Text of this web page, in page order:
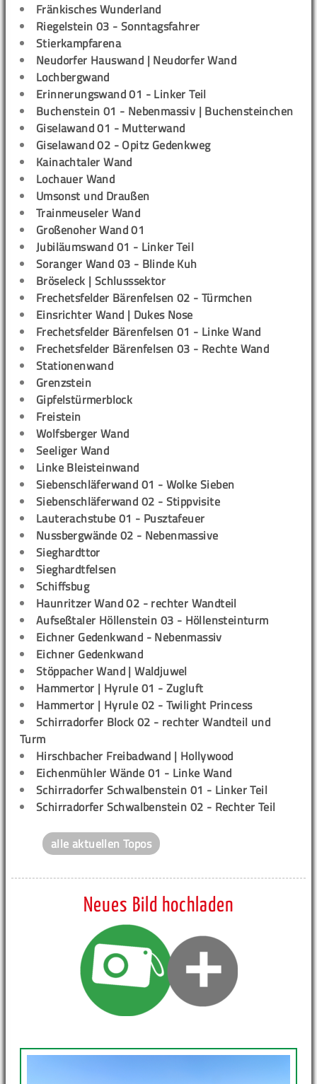
Fränkisches Wunderland
Riegelstein 03 - Sonntagsfahrer
Stierkampfarena
Neudorfer Hauswand | Neudorfer Wand
Lochbergwand
Erinnerungswand 01 - Linker Teil
Buchenstein 01 - Nebenmassiv | Buchensteinchen
Giselawand 01 - Mutterwand
Giselawand 02 - Opitz Gedenkweg
Kainachtaler Wand
Lochauer Wand
Umsonst und Draußen
Trainmeuseler Wand
Großenoher Wand 01
Jubiläumswand 01 - Linker Teil
Soranger Wand 03 - Blinde Kuh
Bröseleck | Schlusssektor
Frechetsfelder Bärenfelsen 02 - Türmchen
Einsrichter Wand | Dukes Nose
Frechetsfelder Bärenfelsen 01 - Linke Wand
Frechetsfelder Bärenfelsen 03 - Rechte Wand
Stationenwand
Grenzstein
Gipfelstürmerblock
Freistein
Wolfsberger Wand
Seeliger Wand
Linke Bleisteinwand
Siebenschläferwand 01 - Wolke Sieben
Siebenschläferwand 02 - Stippvisite
Lauterachstube 01 - Pusztafeuer
Nussbergwände 02 - Nebenmassive
Sieghardttor
Sieghardtfelsen
Schiffsbug
Haunritzer Wand 02 - rechter Wandteil
Aufseßtaler Höllenstein 03 - Höllensteinturm
Eichner Gedenkwand - Nebenmassiv
Eichner Gedenkwand
Stöppacher Wand | Waldjuwel
Hammertor | Hyrule 01 - Zugluft
Hammertor | Hyrule 02 - Twilight Princess
Schirradorfer Block 02 - rechter Wandteil und
Turm
Hirschbacher Freibadwand | Hollywood
Eichenmühler Wände 01 - Linke Wand
Schirradorfer Schwalbenstein 01 - Linker Teil
Schirradorfer Schwalbenstein 02 - Rechter Teil
alle aktuellen Topos
Neues Bild hochladen